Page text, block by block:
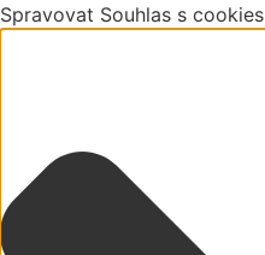
Spravovat Souhlas s cookies